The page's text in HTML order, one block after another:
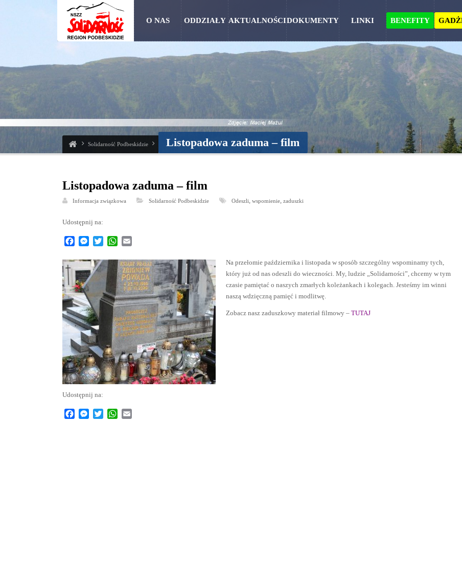
O NAS ODDZIAŁY AKTUALNOŚCIDOKUMENTY LINKI BENEFITY
Solidarność Podbeskidzie Listopadowa zaduma – film
Listopadowa zaduma – film
Informacja związkowa Solidarność Podbeskidzie Odeszli, wspomienie, zaduszki
Udostępnij na:
FacebookMessenger
TwitterWhatsApp
Na przełomie października i listopada w sposób szczególny wspominamy tych,
który już od nas odeszli do wieczności. My, ludzie „Solidarności”, chcemy w tym
czasie pamiętać o naszych zmarłych koleżankach i kolegach. Jesteśmy im winni
naszą wdzięczną pamięć i modlitwę.
Zobacz nasz zaduszkowy materiał filmowy – TUTAJ
Udostępnij na:
FacebookMessenger
TwitterWhatsApp